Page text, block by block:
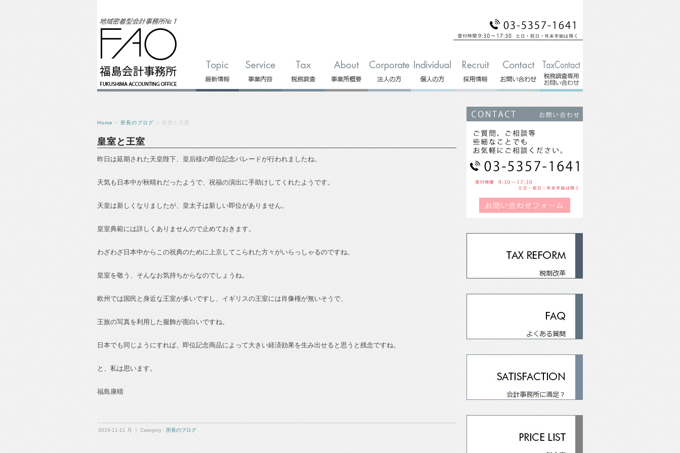
Home > 所長のブログ > 皇室と王室
皇室と王室
昨日は延期された天皇陛下、皇后様の即位記念パレードが行われましたね。
天気も日本中が秋晴れだったようで、祝福の演出に手助けしてくれたようです。
天皇は新しくなりましたが、皇太子は新しい即位がありません。
皇室典範には詳しくありませんので止めておきます。
わざわざ日本中からこの祝典のために上京してこられた方々がいらっしゃるのですね。
皇室を敬う、そんなお気持ちからなのでしょうね。
欧州では国民と身近な王室が多いですし、イギリスの王室には肖像権が無いそうで、
王族の写真を利用した服飾が面白いですね。
日本でも同じようにすれば、即位記念商品によって大きい経済効果を生み出せると思うと残念ですね。
と、私は思います。
福島康晴
2019-11-11 月 ｜ Category : 所長のブログ